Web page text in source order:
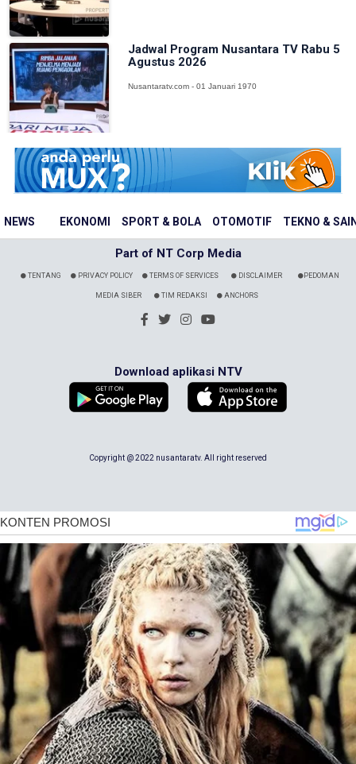
NEWS EKONOMI SPORT & BOLA OTOMOTIF TEKNO &
Jadwal Program Nusantara TV Rabu 5
Agustus 2026
Nusantaratv.com - 01 Januari 1970
Part of NT Corp Media
TENTANG PRIVACY POLICY TERMS OF SERVICES DISCLAIMER PEDOMAN
MEDIA SIBER TIM REDAKSI ANCHORS
Download aplikasi NTV
Copyright @ 2022 nusantaratv. All right reserved